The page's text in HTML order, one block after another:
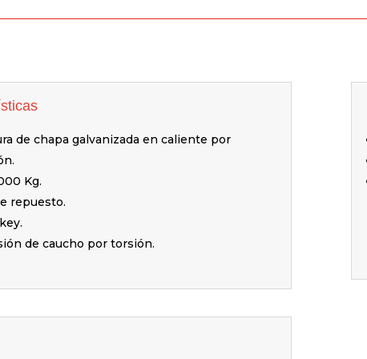
de chapa galvanizada en caliente por
Kg.
repuesto.
de caucho por torsión.